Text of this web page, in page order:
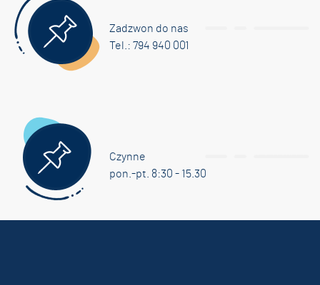
Zadzwon do nas
Tel.: 794 940 001
Czynne
pon.-pt. 8:30 - 15.30